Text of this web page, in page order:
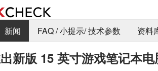
新闻 FAQ / 小提示/ 技术参数 资料
新版 15 英寸游戏笔记本电